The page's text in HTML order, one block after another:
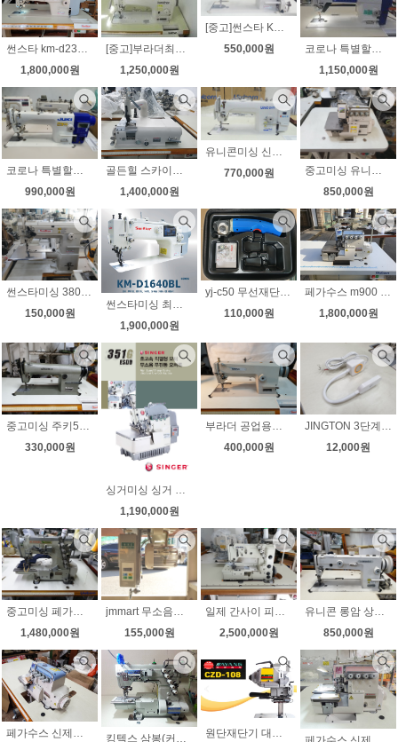
썬스타 km-d235 다이렉트 자동사절미싱 신형 한글판넬 국내생산 새제품
1,800,000원
1,250,000원
[중고]썬스타 KM-250A 고속공업용미싱 상태최상 최고급무소음모터 노루발8가지 LED전용작업등 증정
550,000원
1,150,000원
코로나 특별할인 8월5대한정 초특가할인 주키 공업용 자동사절미싱 DDL-7000A-7 주키칠천이 주키7000 JUKI7000 고급 롤러노루발 2가지 증정 무료배송
990,000원
골든힐 스카이빙 명품스카이빙 스키 가죽피할기 대만 무소음모터 무료배송
1,400,000원
유니콘미싱 신제품 다이렉트 내장형 반자동 공업용미싱 515D 모터직결형이라 벨트가없어 소음 진동 확실히 조용합니다 노루발8가지 전국무료배송 고급재단가위 증정
770,000원
중고미싱 유니콘 공업용오버록 니혼오버 m752-13h 무소음모터 인타록(날라리) 무료배송
850,000원
썬스타미싱 380 타프미싱 소가마용 평판테이블 스텐 끼우고 나사하나만 조여주면 흔들림없이 완벽
150,000원
썬스타미싱 최신형 다이렉트 롱암 상하송 자동사절미싱 KM-D1640BL-7 사은품 고급무선 전동가위 증정
1,900,000원
yj-c50 무선재단기 충전재단기 원단재단기 미니재단기 사용편리 초보자도 쉽게사용
110,000원
페가수스 m900 블루 다이렉트 m932-86 후물용인타 그물미싱 그물오버록 새제품
1,800,000원
중고미싱 주키557 미파557 랜덤발송 공업용미싱 노루발10가지 LED작업등 전국무료배송
330,000원
1,190,000원
부라더 공업용미싱 초특가판매 DB2-B736-3 노루발10가지 LED작업등 무료배송
400,000원
JINGTON 3단계 밝기 조절가능한 30구 LED 미싱전용작업등 신제품
12,000원
1,480,000원
155,000원
2,500,000원
850,000원